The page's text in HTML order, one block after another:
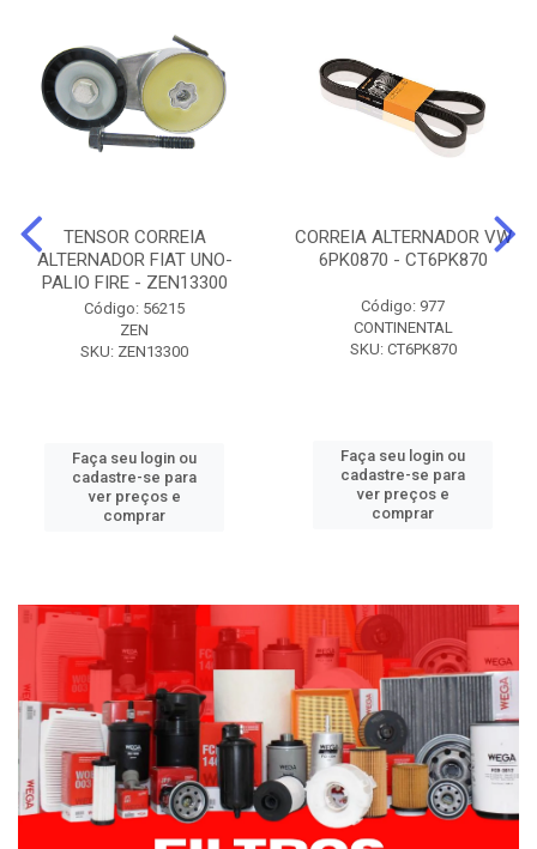
TENSOR CORREIA
ALTERNADOR FIAT UNO-
PALIO FIRE - ZEN13300
Código: 56215
ZEN
SKU: ZEN13300
Faça seu login ou
cadastre-se para
ver preços e
comprar
CORREIA ALTERNADOR VW
6PK0870 - CT6PK870
Código: 977
CONTINENTAL
SKU: CT6PK870
Faça seu login ou
cadastre-se para
ver preços e
comprar